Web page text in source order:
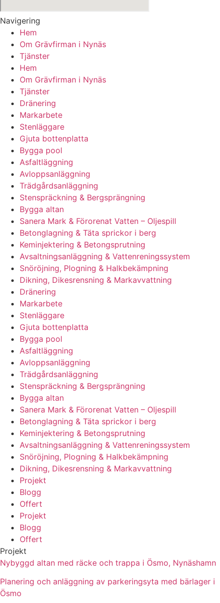
Navigering
Hem
Om Grävfirman i Nynäs
Tjänster
Hem
Om Grävfirman i Nynäs
Tjänster
Dränering
Markarbete
Stenläggare
Gjuta bottenplatta
Bygga pool
Asfaltläggning
Avloppsanläggning
Trädgårdsanläggning
Stenspräckning & Bergsprängning
Bygga altan
Sanera Mark & Förorenat Vatten – Oljespill
Betonglagning & Täta sprickor i berg
Keminjektering & Betongsprutning
Avsaltningsanläggning & Vattenreningssystem
Snöröjning, Plogning & Halkbekämpning
Dikning, Dikesrensning & Markavvattning
Dränering
Markarbete
Stenläggare
Gjuta bottenplatta
Bygga pool
Asfaltläggning
Avloppsanläggning
Trädgårdsanläggning
Stenspräckning & Bergsprängning
Bygga altan
Sanera Mark & Förorenat Vatten – Oljespill
Betonglagning & Täta sprickor i berg
Keminjektering & Betongsprutning
Avsaltningsanläggning & Vattenreningssystem
Snöröjning, Plogning & Halkbekämpning
Dikning, Dikesrensning & Markavvattning
Projekt
Blogg
Offert
Projekt
Blogg
Offert
Projekt
Nybyggd altan med räcke och trappa i Ösmo, Nynäshamn
Planering och anläggning av parkeringsyta med bärlager i
Ösmo